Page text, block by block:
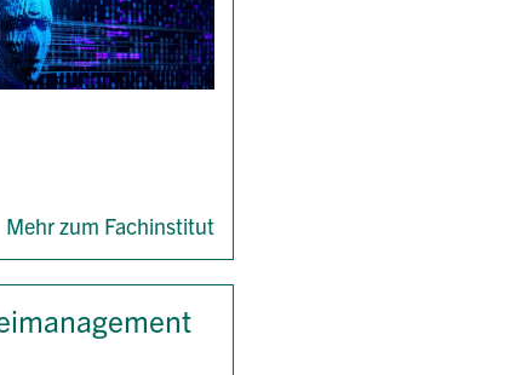
Mehr zum Fachinstitut